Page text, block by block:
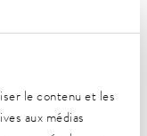
le contenu et les
aux médias
de la
en électronique
d'État à l'école
vaste expérience